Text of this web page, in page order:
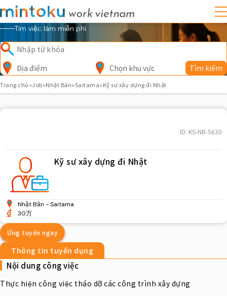
Tìm việc làm miễn phí
Địa điểm Chọn khu vực Tìm kiếm
Trang chủ»Job»Nhật Bản»Saitama»Kỹ sư xây dựng đi Nhật
ID: KS-NB-5630
Kỹ sư xây dựng đi Nhật
Nhật Bản
Saitama
30万
Ứng tuyển ngay
Thông tin tuyển dụng
Nội dung công việc
Thực hiện công việc tháo dỡ các công trình xây dựng